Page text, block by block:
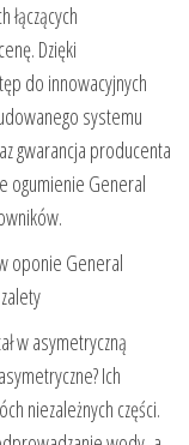
Dzięki
do innowacyjnych
systemu
gwarancja producenta
ogumienie General
oponie General
w asymetryczną
Ich
niezależnych części.